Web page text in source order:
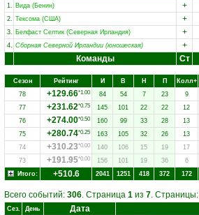
1. Вида (Бенин) +
2. Тексома (США) +
3. Белфаст Селтик (Северная Ирландия) +
4. Сборная Северной Ирландии (юношеская) +
Команды Ст
Сезон Рейтинг И В Н П Колл+
78
+129.66*1.00 84 54 7 23 9
77
+231.62*0.75 145 101 22 22 12
76
+274.00*0.50 160 99 33 28 13
75
+280.74*0.25 163 105 32 26 13
74
+310.23*0.00 140 106 15 19 17
73
+191.95*0.00 156 101 19 36 6
Итого:
+510.6 2041 1251 418 372 172
Всего событий: 306. Страница 1 из 7. Страницы:
Сез. День Дата